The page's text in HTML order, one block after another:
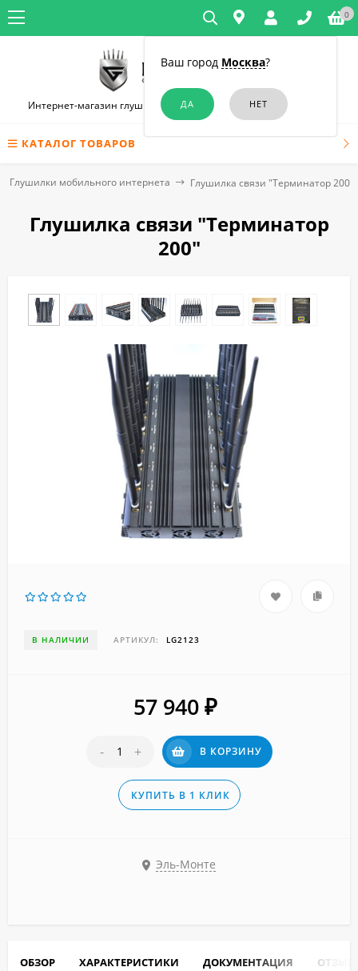
Ваш город Москва?
0
Интернет-магазин глушилок связи и диктофонов в Челябинске
КАТАЛОГ ТОВАРОВ
Глушилки мобильного интернета Глушилка связи "Терминатор 200"
Глушилка связи "Терминатор
200"
В НАЛИЧИИ АРТИКУЛ: LG2123
57 940 ₽
- + В КОРЗИНУ
КУПИТЬ В 1 КЛИК
Эль-Монте
ОБЗОР ХАРАКТЕРИСТИКИ ДОКУМЕНТАЦИЯ